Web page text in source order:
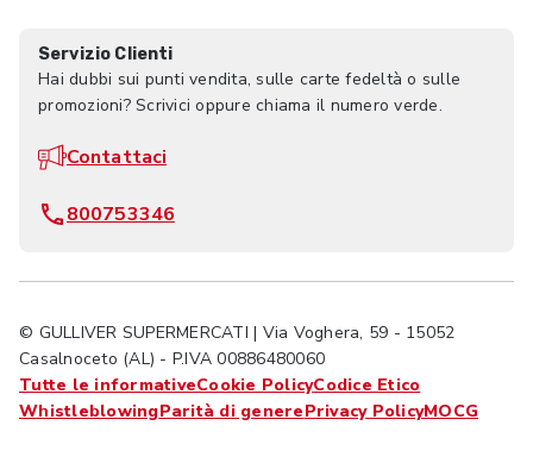
Servizio Clienti
Hai dubbi sui punti vendita, sulle carte fedeltà o sulle
promozioni? Scrivici oppure chiama il numero verde.
Contattaci
800753346
© GULLIVER SUPERMERCATI | Via Voghera, 59 - 15052
Casalnoceto (AL) - P.IVA 00886480060
Tutte le informativeCookie PolicyCodice Etico
WhistleblowingParità di generePrivacy PolicyMOCG